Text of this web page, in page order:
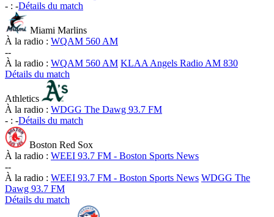
- : -Détails du match
Miami Marlins
À la radio : WQAM 560 AM
--
À la radio : WQAM 560 AM KLAA Angels Radio AM 830
Détails du match
Athletics
À la radio : WDGG The Dawg 93.7 FM
- : -Détails du match
Boston Red Sox
À la radio : WEEI 93.7 FM - Boston Sports News
--
À la radio : WEEI 93.7 FM - Boston Sports News WDGG The
Dawg 93.7 FM
Détails du match